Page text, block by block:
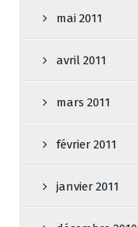
mai 2011
avril 2011
mars 2011
février 2011
janvier 2011